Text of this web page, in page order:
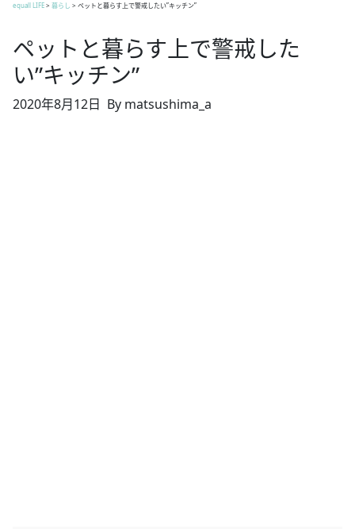
equall LIFE> 暮らし > ペットと暮らす上で警戒したい”キッチン”
ペットと暮らす上で警戒した
い”キッチン”
2020年8月12日 By matsushima_a